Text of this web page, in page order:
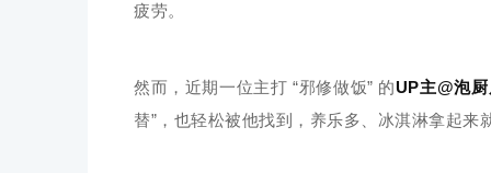
疲劳。
然而，近期一位主打 “邪修做饭” 的UP主@泡
替”，也轻松被他找到，养乐多、冰淇淋拿起